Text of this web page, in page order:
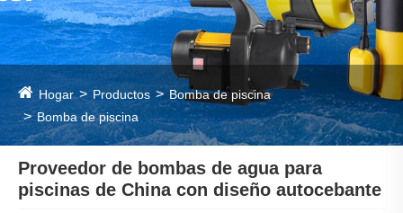
Hogar Productos
Bomba de piscina
Bomba de piscina
Proveedor de bombas de agua para
piscinas de China con diseño autocebante